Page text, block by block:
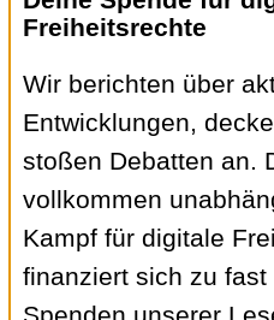
Freiheitsrechte
Wir berichten über
Entwicklungen,
stoßen Debatten an.
vollkommen
Kampf für digitale
finanziert sich zu